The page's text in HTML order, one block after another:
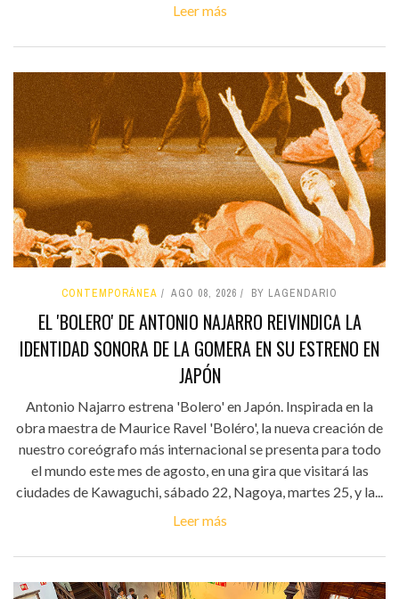
Leer más
CONTEMPORÁNEA AGO 08, 2026 BY LAGENDARIO
EL 'BOLERO' DE ANTONIO NAJARRO REIVINDICA LA
IDENTIDAD SONORA DE LA GOMERA EN SU ESTRENO EN
JAPÓN
Antonio Najarro estrena 'Bolero' en Japón. Inspirada en la
obra maestra de Maurice Ravel 'Boléro', la nueva creación de
nuestro coreógrafo más internacional se presenta para todo
el mundo este mes de agosto, en una gira que visitará las
ciudades de Kawaguchi, sábado 22, Nagoya, martes 25, y la...
Leer más